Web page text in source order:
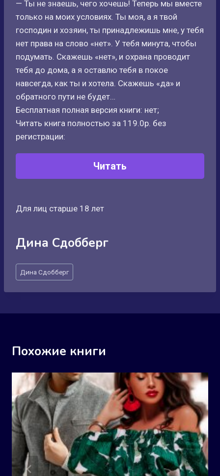
— Ты не знаешь, чего хочешь! Теперь мы вместе
только на моих условиях. Ты моя, а я твой
господин и хозяин, ты принадлежишь мне, у тебя
нет права на слово «нет». У тебя минута, чтобы
подумать. Скажешь «нет», и охрана проводит
тебя до дома, а я оставлю тебя в покое
навсегда, как ты и хотела. Скажешь «да» и
обратного пути не будет…
Бесплатная полная версия книги: нет;
Читать книга полностью за 119.0р. без
регистрации:
Читать
Для лиц старше 18 лет
Дина Сдобберг
Метки
записи:
Дина Сдобберг
Похожие книги